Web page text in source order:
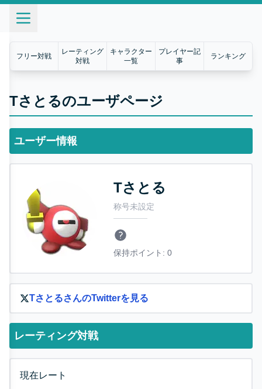
フリー対戦
レーティング
対戦
キャラクター
一覧
プレイヤー記
事
ランキング
Tさとるのユーザページ
ユーザー情報
Tさとる
称号未設定
保持ポイント: 0
TさとるさんのTwitterを見る
レーティング対戦
現在レート